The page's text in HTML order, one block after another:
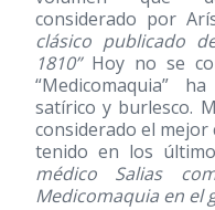
considerado por
clásico publicado
1810”Hoy no se
“Medicomaquia”
satírico y burlesco.
considerado el
tenido en los
médico Salias
Medicomaquia en el